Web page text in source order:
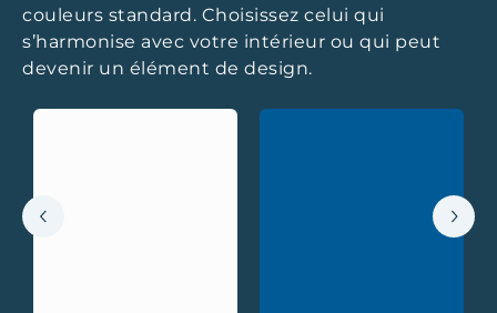
couleurs standard. Choisissez celui qui
s’harmonise avec votre intérieur ou qui peut
devenir un élément de design.